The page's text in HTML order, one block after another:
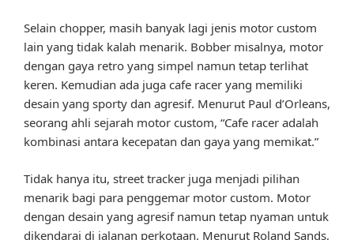
Selain chopper, masih banyak lagi jenis motor custom
lain yang tidak kalah menarik. Bobber misalnya, motor
dengan gaya retro yang simpel namun tetap terlihat
keren. Kemudian ada juga cafe racer yang memiliki
desain yang sporty dan agresif. Menurut Paul d’Orleans,
seorang ahli sejarah motor custom, “Cafe racer adalah
kombinasi antara kecepatan dan gaya yang memikat.”
Tidak hanya itu, street tracker juga menjadi pilihan
menarik bagi para penggemar motor custom. Motor
dengan desain yang agresif namun tetap nyaman untuk
dikendarai di jalanan perkotaan. Menurut Roland Sands,